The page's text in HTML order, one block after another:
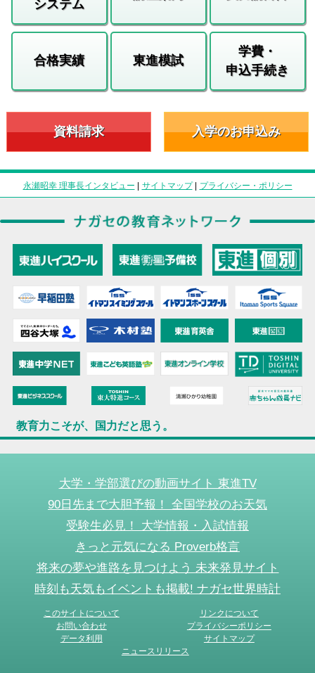
システム
合格実績 東進模試
学費・
申込手続き
資料請求 入学のお申込み
永瀬昭幸 理事長インタビュー | サイトマップ| プライバシー・ポリシー
教育力こそが、国力だと思う。
大学・学部選びの動画サイト 東進TV
90日先まで大胆予報！ 全国学校のお天気
受験生必見！ 大学情報・入試情報
きっと元気になる Proverb格言
将来の夢や進路を見つけよう 未来発見サイト
時刻も天気もイベントも掲載! ナガセ世界時計
このサイトについて
リンクについて
お問い合わせ
プライバシーポリシー
データ利用
サイトマップ
ニュースリリース